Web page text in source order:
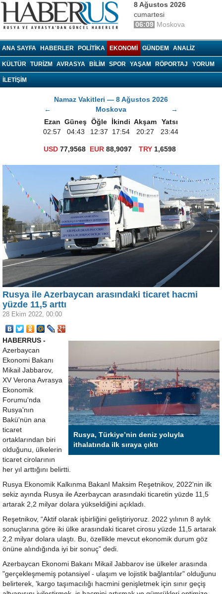
8 Ağustos 2026
cumartesi
06:09 Moskova
ANA SAYFA HABERLER POLITIKA EKONOMI GÜNDEM ANALIZ
KÜLTÜR TURIZM AVRASYA BILIM SPOR YAŞAM RÖPORTAJ YORUM
İLETİŞİM
Namaz Vakitleri — 8 Ağustos 2026
←
Moskova
→
Ezan Güneş Öğle İkindi Akşam
Yatsı
02:57
04:43 12:37 17:54 20:27 23:44
USD 77,9568 EUR 88,9097 TRY1,6598
← →
Rusya ile Azerbaycan arasındaki ticaret hacmi
yüzde 11,5 arttı
28 Ekim 2022, 00:00
Rusya, Türkiye’nin deniz yoluyla
ithalatında ilk sıraya çıktı
HABERRUS -
Azerbaycan
Ekonomi Bakanı
Mikail Jabbarov,
XV Verona Avrasya
Ekonomik
Forumu'nda
Rusya'nın
Bakü'nün ana
ticaret
ortaklarından biri
olduğunu, ülkelerin
ticaret cirolarının
her yıl arttığını belirtti.
Rusya Ekonomik Kalkınma BakanI Maksim Reşetnikov, 2022'nin ilk
sekiz ayında Rusya ile Azerbaycan arasındaki ticaretin yüzde 11,5
artarak 2,2 milyar dolara yükseldiğini açıkladı.
Reşetnikov, “Aktif olarak işbirliğini geliştiriyoruz. 2022 yılının 8 aylık
sonuçlarına göre iki ülke arasındaki ticaret cirosu yüzde 11,5 artarak
2,2 milyar dolara ulaştı. Bu, özellikle mevcut ekonomik durum göz
önüne alındığında iyi bir sonuç” dedi.
Azerbaycan Ekonomi Bakanı Mikail Jabbarov ise ülkeler arasında
"gerçekleşmemiş potansiyel - ulaşım ve lojistik bağlantılar" olduğunu
belirterek, 'kargo taşımacılığı hacmini genişletmek için sınır geçiş